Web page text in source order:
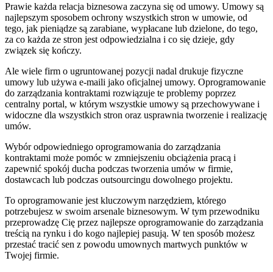
Prawie każda relacja biznesowa zaczyna się od umowy. Umowy są
najlepszym sposobem ochrony wszystkich stron w umowie, od
tego, jak pieniądze są zarabiane, wypłacane lub dzielone, do tego,
za co każda ze stron jest odpowiedzialna i co się dzieje, gdy
związek się kończy.
Ale wiele firm o ugruntowanej pozycji nadal drukuje fizyczne
umowy lub używa e-maili jako oficjalnej umowy. Oprogramowanie
do zarządzania kontraktami rozwiązuje te problemy poprzez
centralny portal, w którym wszystkie umowy są przechowywane i
widoczne dla wszystkich stron oraz usprawnia tworzenie i realizację
umów.
Wybór odpowiedniego oprogramowania do zarządzania
kontraktami może pomóc w zmniejszeniu obciążenia pracą i
zapewnić spokój ducha podczas tworzenia umów w firmie,
dostawcach lub podczas outsourcingu dowolnego projektu.
To oprogramowanie jest kluczowym narzędziem, którego
potrzebujesz w swoim arsenale biznesowym. W tym przewodniku
przeprowadzę Cię przez najlepsze oprogramowanie do zarządzania
treścią na rynku i do kogo najlepiej pasują. W ten sposób możesz
przestać tracić sen z powodu umownych martwych punktów w
Twojej firmie.